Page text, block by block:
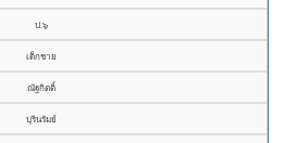
ป.๖
เด็กชาย
ณัฐกิตติ์
บุรินรัมย์